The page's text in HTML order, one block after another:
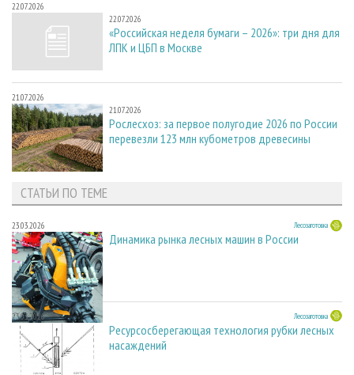
22.07.2026
22.07.2026
«Российская неделя бумаги – 2026»: три дня для
ЛПК и ЦБП в Москве
21.07.2026
21.07.2026
Рослесхоз: за первое полугодие 2026 по России
перевезли 123 млн кубометров древесины
СТАТЬИ ПО ТЕМЕ
23.03.2026 Лесозаготовка
Динамика рынка лесных машин в России
23.03.2026 Лесозаготовка
Ресурсосберегающая технология рубки лесных
насаждений